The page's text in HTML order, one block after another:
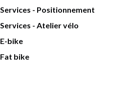
Services - Positionnement
Services - Atelier vélo
E-bike
Fat bike